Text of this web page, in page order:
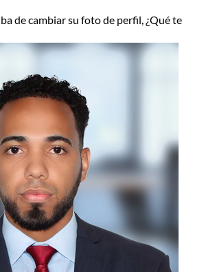
de cambiar su foto de perfil, ¿Qué te